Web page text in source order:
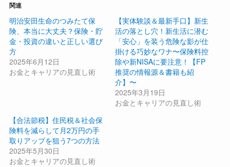
関連
明治安田生命のつみたて保
険、本当に大丈夫？保険・貯
金・投資の違いと正しい選び
方
2025年6月12日
お金とキャリアの見直し術
【実体験談＆最新手口】新生
活の落とし穴！新生活に潜む
「安心」を装う危険な影が仕
掛ける巧妙なワナ〜保険料控
除や新NISAに要注意！【FP
推奨の情報源＆書籍も紹
介】〜
2025年3月19日
お金とキャリアの見直し術
【合法節税】住民税＆社会保
険料を減らして月2万円の手
取りアップを狙う7つの方法
2025年5月30日
お金とキャリアの見直し術